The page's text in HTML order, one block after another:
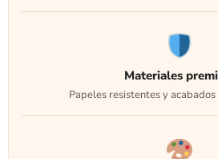
Materiales
Papeles resistentes y